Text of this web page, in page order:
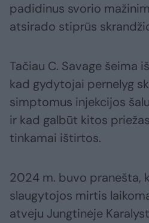
padidinus svorio
atsirado stiprūs
Tačiau C. Savage šeima
kad gydytojai pernelyg
simptomus injekcijos
ir kad galbūt kitos
tinkamai ištirtos.
2024 m. buvo pranešta,
slaugytojos mirtis
atveju Jungtinėje